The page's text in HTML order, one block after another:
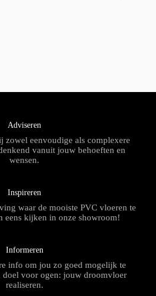
Adviseren
zowel eenvoudige als complexere
vanuit jouw behoeften en
wensen.
Inspireren
waar de mooiste PVC vloeren te
eens kijken in onze showroom!
Informeren
info om jou zo goed mogelijk te
doel voor ogen: jouw droomvloer
realiseren.